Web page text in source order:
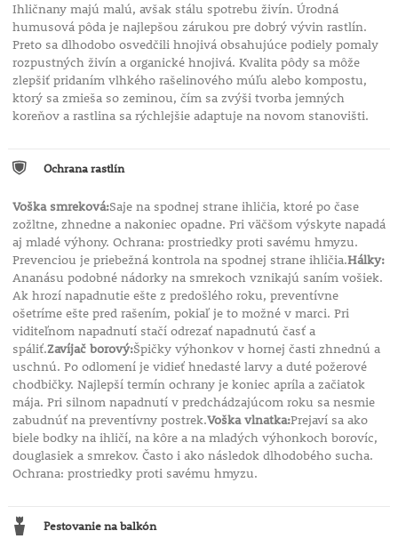
Ihličnany majú malú, avšak stálu spotrebu živín. Úrodná
humusová pôda je najlepšou zárukou pre dobrý vývin rastlín.
Preto sa dlhodobo osvedčili hnojivá obsahujúce podiely pomaly
rozpustných živín a organické hnojivá. Kvalita pôdy sa môže
zlepšiť pridaním vlhkého rašelinového múľu alebo kompostu,
ktorý sa zmieša so zeminou, čím sa zvýši tvorba jemných
koreňov a rastlina sa rýchlejšie adaptuje na novom stanovišti.
Ochrana rastlín
Voška smreková:Saje na spodnej strane ihličia, ktoré po čase
zožltne, zhnedne a nakoniec opadne. Pri väčšom výskyte napadá
aj mladé výhony. Ochrana: prostriedky proti savému hmyzu.
Prevenciou je priebežná kontrola na spodnej strane ihličia.Hálky:
Ananásu podobné nádorky na smrekoch vznikajú saním vošiek.
Ak hrozí napadnutie ešte z predošlého roku, preventívne
ošetríme ešte pred rašením, pokiaľ je to možné v marci. Pri
viditeľnom napadnutí stačí odrezať napadnutú časť a
spáliť.Zavíjač borový:Špičky výhonkov v hornej časti zhnednú a
uschnú. Po odlomení je vidieť hnedasté larvy a duté požerové
chodbičky. Najlepší termín ochrany je koniec apríla a začiatok
mája. Pri silnom napadnutí v predchádzajúcom roku sa nesmie
zabudnúť na preventívny postrek.Voška vlnatka:Prejaví sa ako
biele bodky na ihličí, na kôre a na mladých výhonkoch borovíc,
douglasiek a smrekov. Často i ako následok dlhodobého sucha.
Ochrana: prostriedky proti savému hmyzu.
Pestovanie na balkón